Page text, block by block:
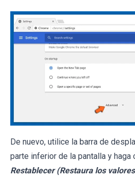
De nuevo, utilice la barra de
parte inferior de la pantalla y haga
Restablecer (Restaura los